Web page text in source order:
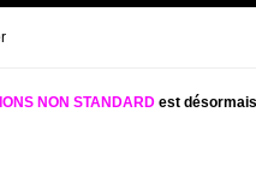
NON STANDARDest